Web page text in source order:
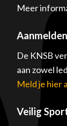
Meer
De KNSB
aan zowel
Meld je hier
Veilig